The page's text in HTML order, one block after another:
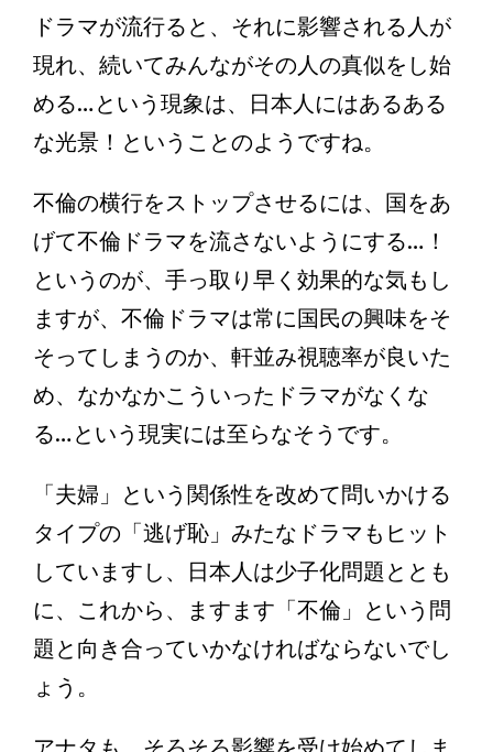
ドラマが流行ると、それに影響される人が
現れ、続いてみんながその人の真似をし始
める…という現象は、日本人にはあるある
な光景！ということのようですね。
不倫の横行をストップさせるには、国をあ
げて不倫ドラマを流さないようにする…！
というのが、手っ取り早く効果的な気もし
ますが、不倫ドラマは常に国民の興味をそ
そってしまうのか、軒並み視聴率が良いた
め、なかなかこういったドラマがなくな
る…という現実には至らなそうです。
「夫婦」という関係性を改めて問いかける
タイプの「逃げ恥」みたなドラマもヒット
していますし、日本人は少子化問題ととも
に、これから、ますます「不倫」という問
題と向き合っていかなければならないでし
ょう。